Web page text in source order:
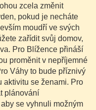
zcela změnit
pokud je necháte
moudří ve svých
zařídit svůj domov,
Pro Blížence přináší
proměnit v nepříjemné
Váhy to bude příznivý
aktivitu se ženami. Pro
plánování
se vyhnuli možným